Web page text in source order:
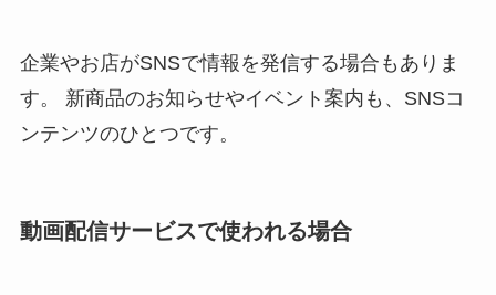
企業やお店がSNSで情報を発信する場合もありま
す。 新商品のお知らせやイベント案内も、SNSコ
ンテンツのひとつです。
動画配信サービスで使われる場合